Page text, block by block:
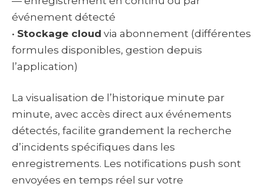
événement détecté
• Stockage cloud via abonnement (différentes
formules disponibles, gestion depuis
l’application)
La visualisation de l’historique minute par
minute, avec accès direct aux événements
détectés, facilite grandement la recherche
d’incidents spécifiques dans les
enregistrements. Les notifications push sont
envoyées en temps réel sur votre